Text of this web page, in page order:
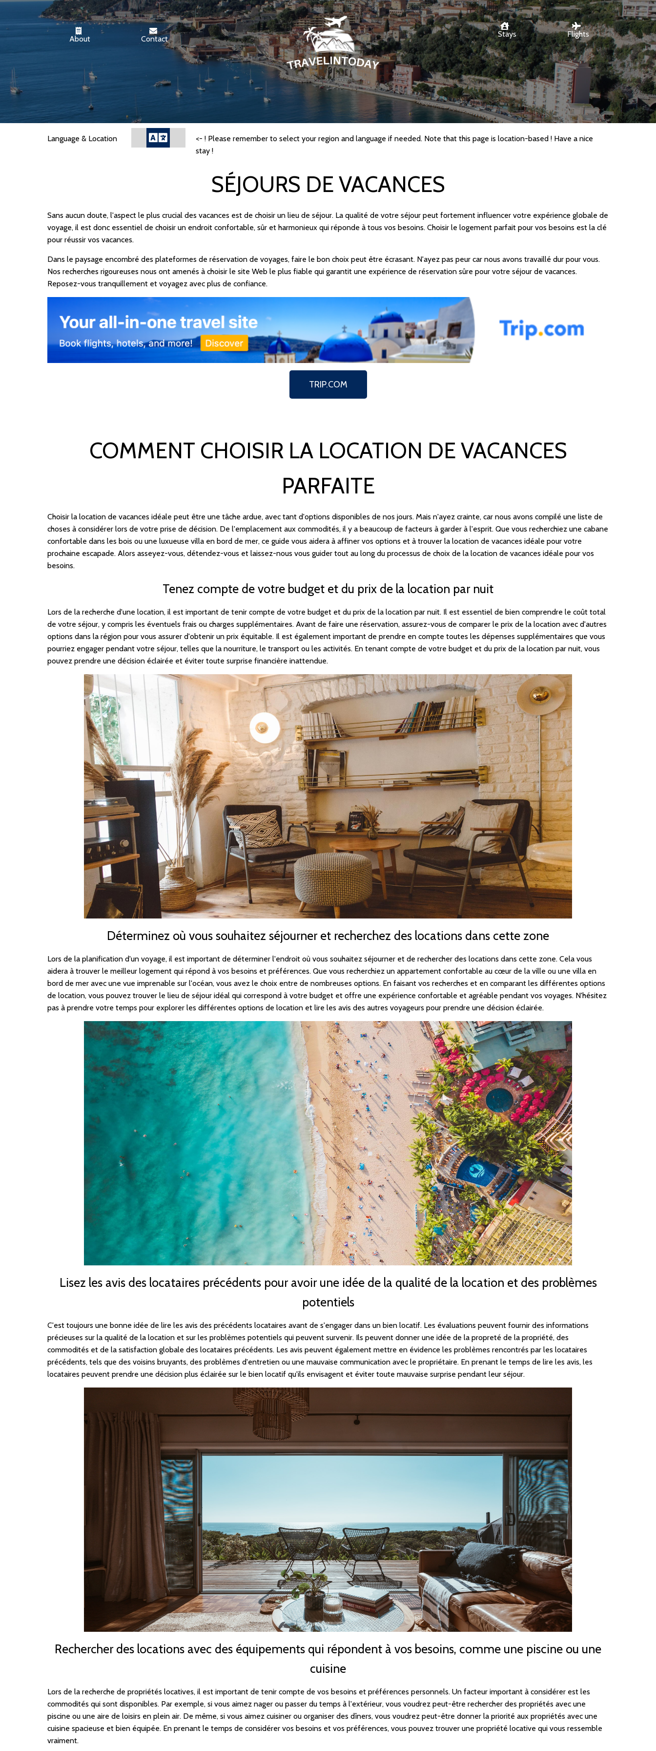
About Contact
Stays Flights
Language & Location
<- ! Please remember to select your region and language if needed. Note that this page is location-based ! Have a nice
stay !
SÉJOURS DE VACANCES
Sans aucun doute, l'aspect le plus crucial des vacances est de choisir un lieu de séjour. La qualité de votre séjour peut fortement influencer votre expérience globale de
voyage, il est donc essentiel de choisir un endroit confortable, sûr et harmonieux qui réponde à tous vos besoins. Choisir le logement parfait pour vos besoins est la clé
pour réussir vos vacances.
Dans le paysage encombré des plateformes de réservation de voyages, faire le bon choix peut être écrasant. N'ayez pas peur car nous avons travaillé dur pour vous.
Nos recherches rigoureuses nous ont amenés à choisir le site Web le plus fiable qui garantit une expérience de réservation sûre pour votre séjour de vacances.
Reposez-vous tranquillement et voyagez avec plus de confiance.
TRIP.COM
COMMENT CHOISIR LA LOCATION DE VACANCES
PARFAITE
Choisir la location de vacances idéale peut être une tâche ardue, avec tant d'options disponibles de nos jours. Mais n'ayez crainte, car nous avons compilé une liste de
choses à considérer lors de votre prise de décision. De l'emplacement aux commodités, il y a beaucoup de facteurs à garder à l'esprit. Que vous recherchiez une cabane
confortable dans les bois ou une luxueuse villa en bord de mer, ce guide vous aidera à affiner vos options et à trouver la location de vacances idéale pour votre
prochaine escapade. Alors asseyez-vous, détendez-vous et laissez-nous vous guider tout au long du processus de choix de la location de vacances idéale pour vos
besoins.
Tenez compte de votre budget et du prix de la location par nuit
Lors de la recherche d'une location, il est important de tenir compte de votre budget et du prix de la location par nuit. Il est essentiel de bien comprendre le coût total
de votre séjour, y compris les éventuels frais ou charges supplémentaires. Avant de faire une réservation, assurez-vous de comparer le prix de la location avec d'autres
options dans la région pour vous assurer d'obtenir un prix équitable. Il est également important de prendre en compte toutes les dépenses supplémentaires que vous
pourriez engager pendant votre séjour, telles que la nourriture, le transport ou les activités. En tenant compte de votre budget et du prix de la location par nuit, vous
pouvez prendre une décision éclairée et éviter toute surprise financière inattendue.
Déterminez où vous souhaitez séjourner et recherchez des locations dans cette zone
Lors de la planification d'un voyage, il est important de déterminer l'endroit où vous souhaitez séjourner et de rechercher des locations dans cette zone. Cela vous
aidera à trouver le meilleur logement qui répond à vos besoins et préférences. Que vous recherchiez un appartement confortable au cœur de la ville ou une villa en
bord de mer avec une vue imprenable sur l'océan, vous avez le choix entre de nombreuses options. En faisant vos recherches et en comparant les différentes options
de location, vous pouvez trouver le lieu de séjour idéal qui correspond à votre budget et offre une expérience confortable et agréable pendant vos voyages. N'hésitez
pas à prendre votre temps pour explorer les différentes options de location et lire les avis des autres voyageurs pour prendre une décision éclairée.
Lisez les avis des locataires précédents pour avoir une idée de la qualité de la location et des problèmes
potentiels
C'est toujours une bonne idée de lire les avis des précédents locataires avant de s'engager dans un bien locatif. Les évaluations peuvent fournir des informations
précieuses sur la qualité de la location et sur les problèmes potentiels qui peuvent survenir. Ils peuvent donner une idée de la propreté de la propriété, des
commodités et de la satisfaction globale des locataires précédents. Les avis peuvent également mettre en évidence les problèmes rencontrés par les locataires
précédents, tels que des voisins bruyants, des problèmes d'entretien ou une mauvaise communication avec le propriétaire. En prenant le temps de lire les avis, les
locataires peuvent prendre une décision plus éclairée sur le bien locatif qu'ils envisagent et éviter toute mauvaise surprise pendant leur séjour.
Rechercher des locations avec des équipements qui répondent à vos besoins, comme une piscine ou une
cuisine
Lors de la recherche de propriétés locatives, il est important de tenir compte de vos besoins et préférences personnels. Un facteur important à considérer est les
commodités qui sont disponibles. Par exemple, si vous aimez nager ou passer du temps à l'extérieur, vous voudrez peut-être rechercher des propriétés avec une
piscine ou une aire de loisirs en plein air. De même, si vous aimez cuisiner ou organiser des dîners, vous voudrez peut-être donner la priorité aux propriétés avec une
cuisine spacieuse et bien équipée. En prenant le temps de considérer vos besoins et vos préférences, vous pouvez trouver une propriété locative qui vous ressemble
vraiment.